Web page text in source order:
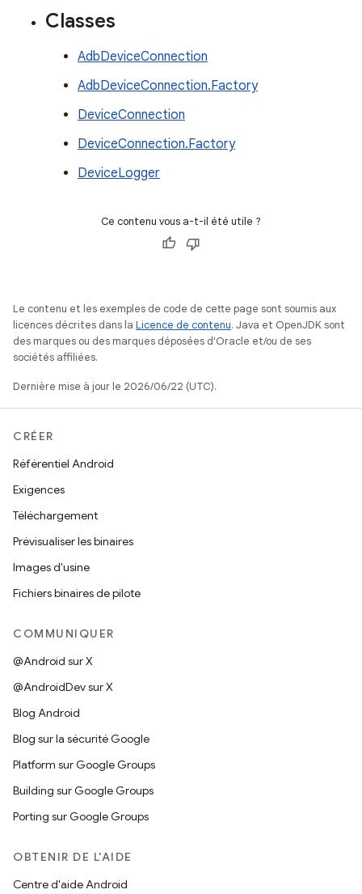
Classes
AdbDeviceConnection
AdbDeviceConnection.Factory
DeviceConnection
DeviceConnection.Factory
DeviceLogger
Ce contenu vous a-t-il été utile ?
Le contenu et les exemples de code de cette page sont soumis aux
licences décrites dans la Licence de contenu. Java et OpenJDK sont
des marques ou des marques déposées d'Oracle et/ou de ses
sociétés affiliées.
Dernière mise à jour le 2026/06/22 (UTC).
CRÉER
Référentiel Android
Exigences
Téléchargement
Prévisualiser les binaires
Images d'usine
Fichiers binaires de pilote
COMMUNIQUER
@Android sur X
@AndroidDev sur X
Blog Android
Blog sur la sécurité Google
Platform sur Google Groups
Building sur Google Groups
Porting sur Google Groups
OBTENIR DE L'AIDE
Centre d'aide Android